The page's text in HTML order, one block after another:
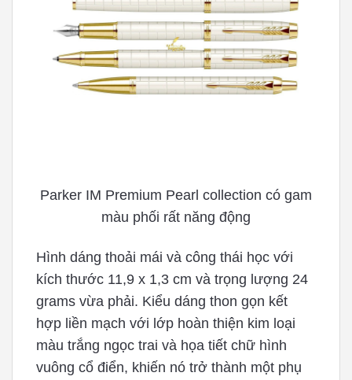
Parker IM Premium Pearl collection có gam
màu phối rất năng động
Hình dáng thoải mái và công thái học với
kích thước 11,9 x 1,3 cm và trọng lượng 24
grams vừa phải. Kiểu dáng thon gọn kết
hợp liền mạch với lớp hoàn thiện kim loại
màu trắng ngọc trai và họa tiết chữ hình
vuông cổ điển, khiến nó trở thành một phụ